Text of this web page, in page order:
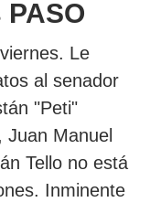
Le
al senador
"Peti"
Manuel
Tello no está
Inminente